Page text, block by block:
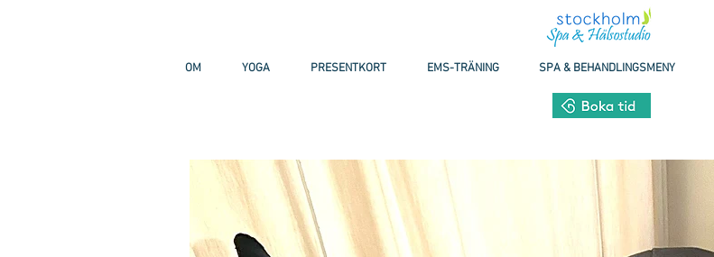
OM YOGA PRESENTKORT EMS-TRÄNING SPA & BEHANDLINGSMENY